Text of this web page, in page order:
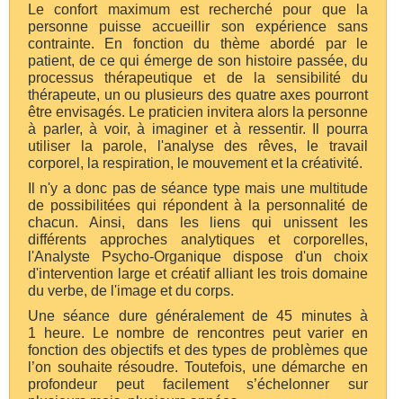
Le confort maximum est recherché pour que la
personne puisse accueillir son expérience sans
contrainte. En fonction du thème abordé par le
patient, de ce qui émerge de son histoire passée, du
processus thérapeutique et de la sensibilité du
thérapeute, un ou plusieurs des quatre axes pourront
être envisagés. Le praticien invitera alors la personne
à parler, à voir, à imaginer et à ressentir. Il pourra
utiliser la parole, l'analyse des rêves, le travail
corporel, la respiration, le mouvement et la créativité.
Il n'y a donc pas de séance type mais une multitude
de possibilitées qui répondent à la personnalité de
chacun. Ainsi, dans les liens qui unissent les
différents approches analytiques et corporelles,
l'Analyste Psycho-Organique dispose d'un choix
d'intervention large et créatif alliant les trois domaine
du verbe, de l'image et du corps.
Une séance dure généralement de 45 minutes à
1 heure. Le nombre de rencontres peut varier en
fonction des objectifs et des types de problèmes que
l’on souhaite résoudre. Toutefois, une démarche en
profondeur peut facilement s’échelonner sur